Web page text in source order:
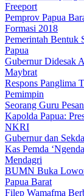
Freeport
Pemprov Papua
Formasi 2018
Pemerintah Bentuk
Papua
Gubernur Didesak
Maybrat
Respons Panglima
Pemimpin
Seorang Guru
Kapolda Papua:
NKRI
Gubernur dan
Kas Pemda
Mendagri
BUMN Buka
Papua Barat
Filep Wamafma